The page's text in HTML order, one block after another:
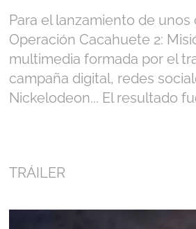
Para el lanzamiento de
Operación Cacahuete 2:
multimedia formada por el
campaña digital, redes
Nickelodeon... El resultado
TRÁILER